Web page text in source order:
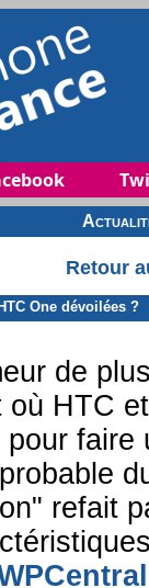
Retour
One dévoilées ?
de
où HTC
pour faire
refait